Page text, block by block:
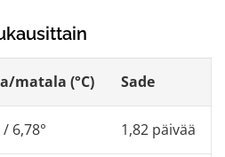
matala (°C) Sade
/ 6,78° 1,82 päivää